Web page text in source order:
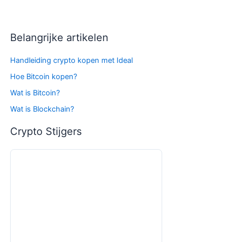
Belangrijke artikelen
Handleiding crypto kopen met Ideal
Hoe Bitcoin kopen?
Wat is Bitcoin?
Wat is Blockchain?
Crypto Stijgers